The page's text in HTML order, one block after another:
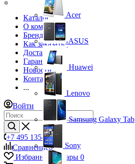
❆
Каталог
О компании
Бренды
Как заказать?
Доставка
Гарантия
Новости
Контакты
...
Войти
+7 495 135-39-43
Сравнение0
Избранные товары 0
Acer
ASUS
Huawei
Lenovo
Samsung Galaxy Tab
Sony